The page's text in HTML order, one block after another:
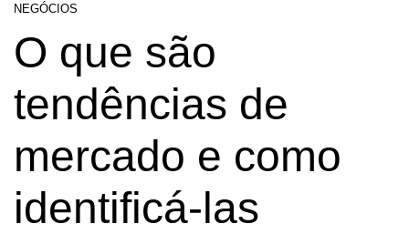
NEGÓCIOS
O que são
tendências de
mercado e como
identificá-las